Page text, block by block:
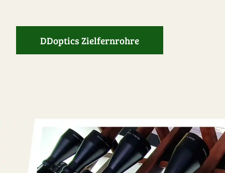
DDoptics Zielfernrohre